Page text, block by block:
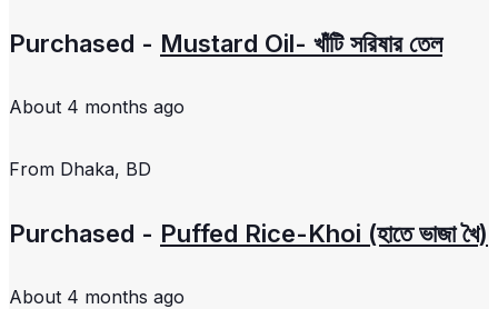
Purchased - Mustard Oil- খাঁটি সরিষার তেল
About 4 months ago
From Dhaka, BD
Purchased - Puffed Rice-Khoi (হাতে ভাজা খৈ)
About 4 months ago